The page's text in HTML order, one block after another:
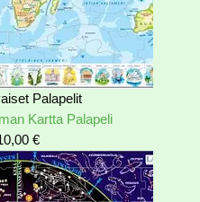
Palapelit
Kartta Palapeli
€